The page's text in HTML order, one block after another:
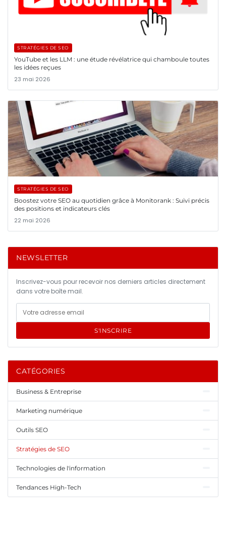
STRATÉGIES DE SEO
YouTube et les LLM : une étude révélatrice qui chamboule toutes
les idées reçues
23 mai 2026
STRATÉGIES DE SEO
Boostez votre SEO au quotidien grâce à Monitorank : Suivi précis
des positions et indicateurs clés
22 mai 2026
NEWSLETTER
Inscrivez-vous pour recevoir nos derniers articles directement
dans votre boîte mail.
S'INSCRIRE
CATÉGORIES
Business & Entreprise
Marketing numérique
Outils SEO
Stratégies de SEO
Technologies de l'information
Tendances High-Tech